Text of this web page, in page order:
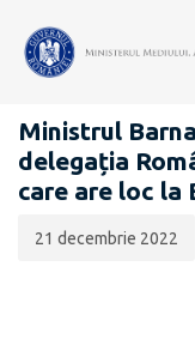
COMUNICATE DE
Ministrul
delegația
care are loc la
publicării:
21 decembrie 2022